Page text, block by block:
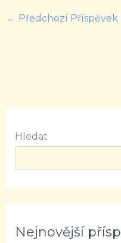
← Předchozí Příspěvek
Hledat
Nejnovější